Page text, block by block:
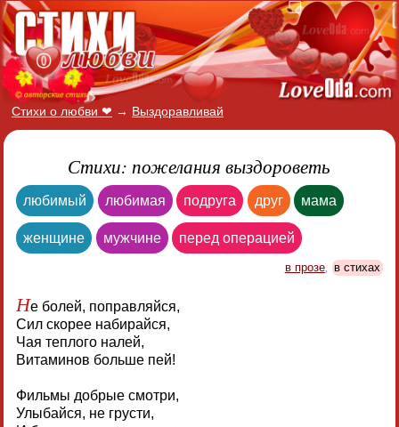
Стихи о любви ❤ → Выздоравливай
Стихи: пожелания выздороветь
любимый любимая подруга друг мама
женщине мужчине перед операцией
в прозе, в стихах
Не болей, поправляйся,
Сил скорее набирайся,
Чая теплого налей,
Витаминов больше пей!
Фильмы добрые смотри,
Улыбайся, не грусти,